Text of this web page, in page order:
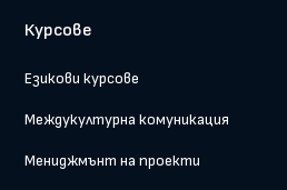
Курсове
Езикови курсове
Междукултурна комуникация
Мениджмънт на проекти